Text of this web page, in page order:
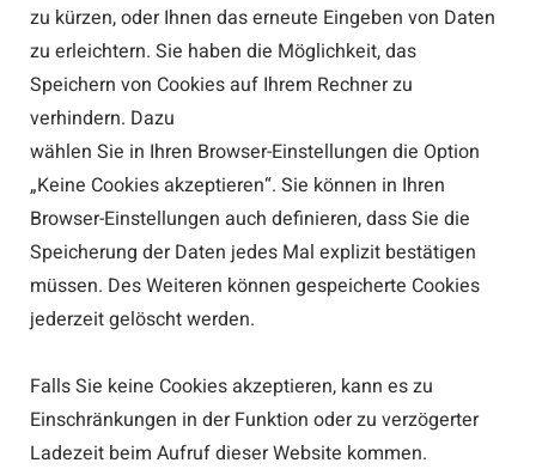
zu kürzen, oder Ihnen das erneute Eingeben von Daten
zu erleichtern. Sie haben die Möglichkeit, das
Speichern von Cookies auf Ihrem Rechner zu
verhindern. Dazu
wählen Sie in Ihren Browser-Einstellungen die Option
„Keine Cookies akzeptieren“. Sie können in Ihren
Browser-Einstellungen auch definieren, dass Sie die
Speicherung der Daten jedes Mal explizit bestätigen
müssen. Des Weiteren können gespeicherte Cookies
jederzeit gelöscht werden.
Falls Sie keine Cookies akzeptieren, kann es zu
Einschränkungen in der Funktion oder zu verzögerter
Ladezeit beim Aufruf dieser Website kommen.